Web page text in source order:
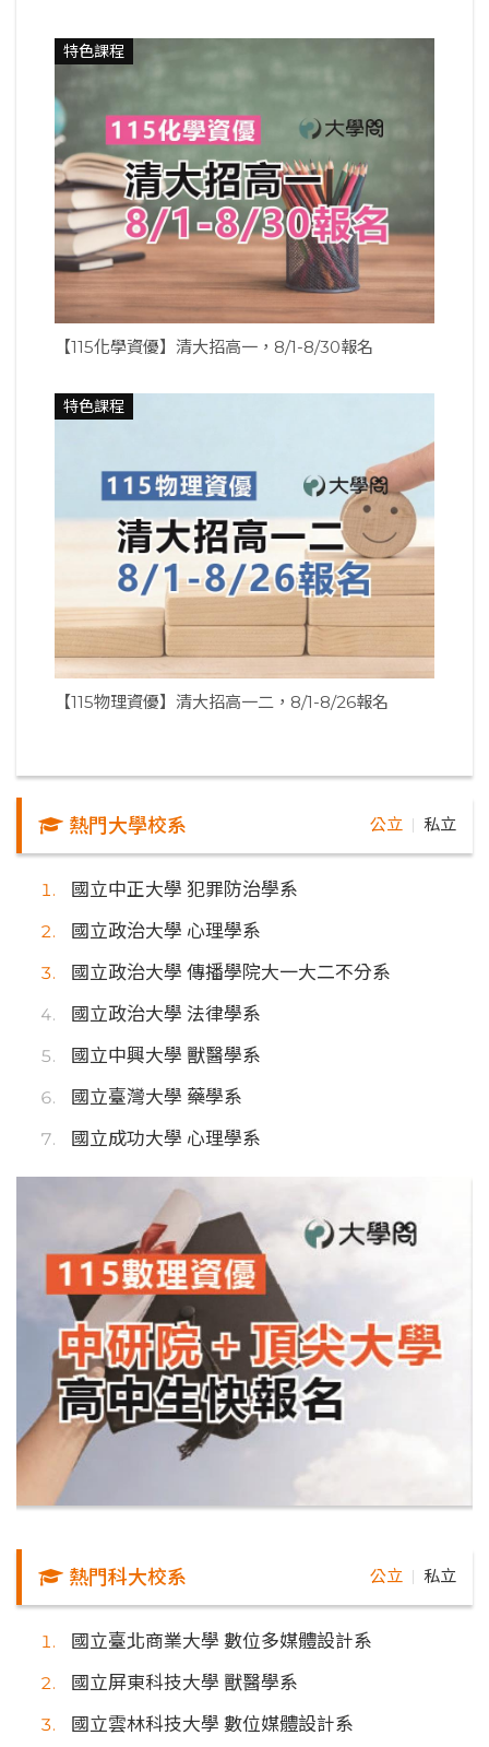
特色課程
【115化學資優】清大招高一，8/1-8/30報名
特色課程
【115物理資優】清大招高一二，8/1-8/26報名
熱門大學校系 公立 私立
國立中正大學 犯罪防治學系
國立政治大學 心理學系
國立政治大學 傳播學院大一大二不分系
國立政治大學 法律學系
國立中興大學 獸醫學系
國立臺灣大學 藥學系
國立成功大學 心理學系
熱門科大校系 公立 私立
國立臺北商業大學 數位多媒體設計系
國立屏東科技大學 獸醫學系
國立雲林科技大學 數位媒體設計系